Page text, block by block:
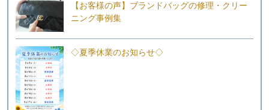
【お客様の声】ブランドバッグの修理・クリー
ニング事例集
◇夏季休業のお知らせ◇